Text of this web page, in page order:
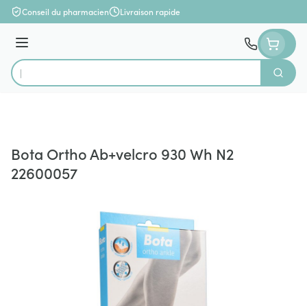
Aller au contenu
Conseil du pharmacien Livraison rapide
Menu
Rechercher
Bota Ortho Ab+velcro 930 Wh N2
22600057